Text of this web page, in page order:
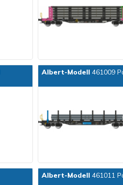
Albert-Modell461009
Albert-Modell461011